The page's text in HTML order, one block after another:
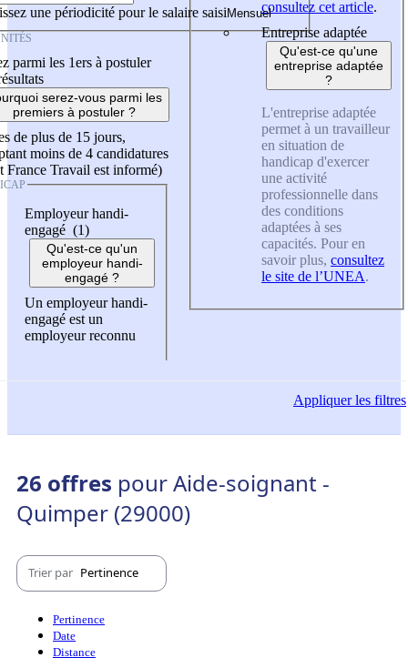
une périodicité pour le salaire saisi
parmi les 1ers à postuler
serez-vous parmi les
premiers à postuler ?
de plus de 15 jours,
moins de 4 candidatures
France Travail est informé)
Employeur handi-
engagé (1)
Qu'est-ce qu'un
employeur handi-
engagé ?
Un employeur handi-
engagé est un
employeur reconnu
consultez cet article.
Entreprise adaptée
Qu'est-ce qu'une
entreprise adaptée
?
L'entreprise adaptée
permet à un travailleur
en situation de
handicap d'exercer
une activité
professionnelle dans
des conditions
adaptées à ses
capacités. Pour en
savoir plus, consultez
le site de l’UNEA.
Appliquerles filtres
26 offres pour Aide-soignant -
Quimper (29000)
Trier par Pertinence
Pertinence
Date
Distance